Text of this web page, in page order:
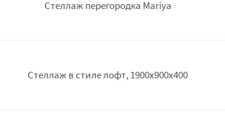
Стеллаж перегородка Mariya
Стеллаж в стиле лофт, 1900х900х400